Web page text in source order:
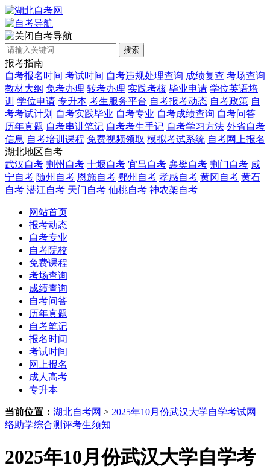
自考导航
搜索
报考指南
自考报名时间 考试时间 自考违规处理查询 成绩复查 考场查询
教材大纲 免考办理 转考办理 实践考核 毕业申请 学位英语培
训 学位申请 专升本 考生服务平台 自考报考动态 自考政策 自
考考试计划 自考实践毕业 自考专业 自考成绩查询 自考问答
历年真题 自考串讲笔记 自考考生手记 自考学习方法 外省自考
信息 自考培训课程 免费视频领取 模拟考试系统 自考网上报名
湖北地区自考
武汉自考 荆州自考 十堰自考 宜昌自考 襄樊自考 荆门自考 咸
宁自考 随州自考 恩施自考 鄂州自考 孝感自考 黄冈自考 黄石
自考 潜江自考 天门自考 仙桃自考 神农架自考
网站首页
报考动态
自考专业
自考院校
免费课程
考场查询
成绩查询
自考问答
历年真题
自考笔记
报名时间
考试时间
网上报名
成人高考
专升本
当前位置： 湖北自考网 > 2025年10月份武汉大学自学考试网
络助学综合测评考生须知
2025年10月份武汉大学自学考